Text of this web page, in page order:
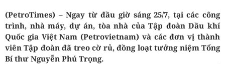
(PetroTimes) –Ngay từ đầu giờ sáng 25/7, tại các công
trình, nhà máy, dự án, tòa nhà của Tập đoàn Dầu khí
Quốc gia Việt Nam (Petrovietnam) và các đơn vị thành
viên Tập đoàn đã treo cờ rủ, đồng loạt tưởng niệm Tổng
Bí thư Nguyễn Phú Trọng.